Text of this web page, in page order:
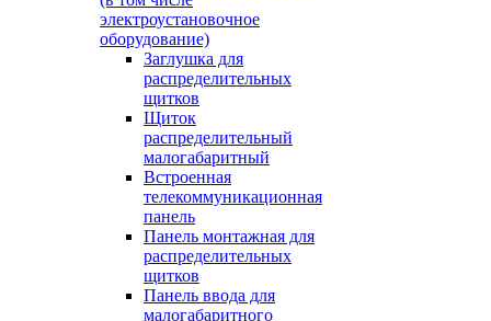
электроустановочное
оборудование)
Заглушка для
распределительных
щитков
Щиток
распределительный
малогабаритный
Встроенная
телекоммуникационная
панель
Панель монтажная для
распределительных
щитков
Панель ввода для
малогабаритного